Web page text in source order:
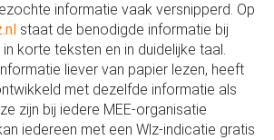
informatie vaak versnipperd. Op
staat de benodigde informatie bij
korte teksten en in duidelijke taal.
liever van papier lezen, heeft
met dezelfde informatie als
zijn bij iedere MEE-organisatie
iedereen met een Wlz-indicatie gratis